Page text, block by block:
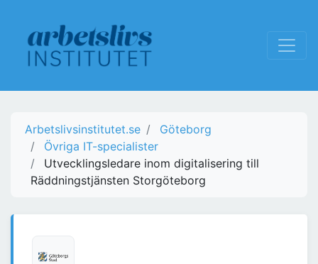
Arbetslivsinstitutet.se
Göteborg
Övriga IT-specialister
Utvecklingsledare inom digitalisering till
Räddningstjänsten Storgöteborg